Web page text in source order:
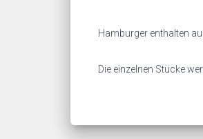
Hamburger enthalten
Die einzelnen Stücke